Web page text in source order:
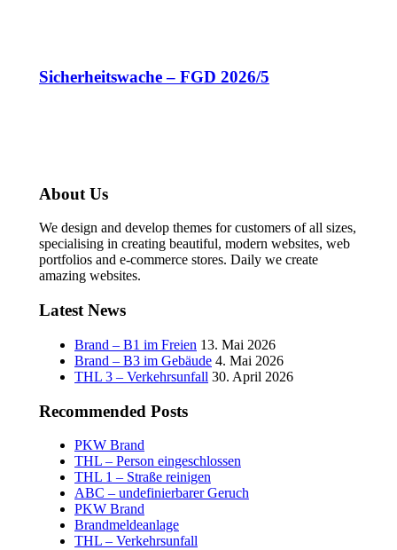
Sicherheitswache – FGD 2026/5
About Us
We design and develop themes for customers of all sizes,
specialising in creating beautiful, modern websites, web
portfolios and e-commerce stores. Daily we create
amazing websites.
Latest News
Brand – B1 im Freien 13. Mai 2026
Brand – B3 im Gebäude 4. Mai 2026
THL 3 – Verkehrsunfall 30. April 2026
Recommended Posts
PKW Brand
THL – Person eingeschlossen
THL 1 – Straße reinigen
ABC – undefinierbarer Geruch
PKW Brand
Brandmeldeanlage
THL – Verkehrsunfall